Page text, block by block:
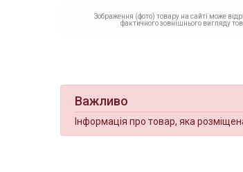
Зображення (фото) товару на сайті може
фактичного зовнішнього вигляду
Важливо
Інформація про товар, яка